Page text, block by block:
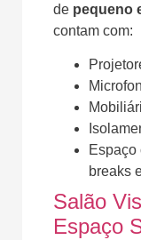
de pequeno
contam com:
Espaço
breaks
Salão
Espaço